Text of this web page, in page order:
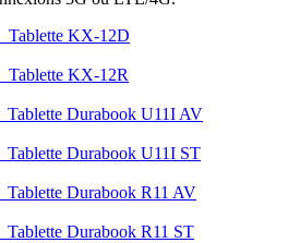
KX-12D
KX-12R
Durabook U11I AV
Durabook U11I ST
Durabook R11 AV
Durabook R11 ST